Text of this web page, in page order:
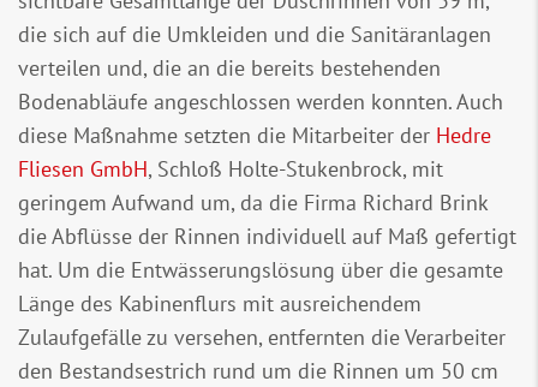
die sich auf die Umkleiden und die Sanitäranlagen
verteilen und, die an die bereits bestehenden
Bodenabläufe angeschlossen werden konnten. Auch
diese Maßnahme setzten die Mitarbeiter der Hedre
Fliesen GmbH, Schloß Holte-Stukenbrock, mit
geringem Aufwand um, da die Firma Richard Brink
die Abflüsse der Rinnen individuell auf Maß gefertigt
hat. Um die Entwässerungslösung über die gesamte
Länge des Kabinenflurs mit ausreichendem
Zulaufgefälle zu versehen, entfernten die Verarbeiter
den Bestandsestrich rund um die Rinnen um 50 cm